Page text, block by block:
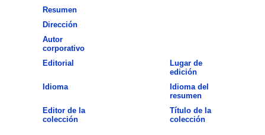
Resumen
Dirección
Autor
corporativo
Editorial
Lugar de
edición
Idioma
Idioma del
resumen
Editor de la
colección
Título de la
colección